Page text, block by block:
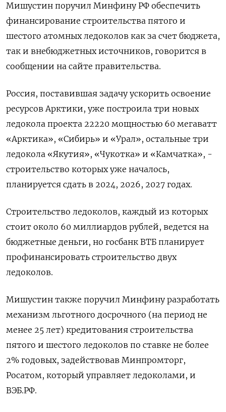
Мишустин поручил Минфину РФ обеспечить
финансирование строительства пятого и
шестого атомных ледоколов как за счет бюджета,
так и внебюджетных источников, говорится в
сообщении на сайте правительства.
Россия, поставившая задачу ускорить освоение
ресурсов Арктики, уже построила три новых
ледокола проекта 22220 мощностью 60 мегаватт
«Арктика», «Сибирь» и «Урал», остальные три
ледокола «Якутия», «Чукотка» и «Камчатка», -
строительство которых уже началось,
планируется сдать в 2024, 2026, 2027 годах.
Строительство ледоколов, каждый из которых
стоит около 60 миллиардов рублей, ведется на
бюджетные деньги, но госбанк ВТБ планирует
профинансировать строительство двух
ледоколов.
Мишустин также поручил Минфину разработать
механизм льготного досрочного (на период не
менее 25 лет) кредитования строительства
пятого и шестого ледоколов по ставке не более
2% годовых, задействовав Минпромторг,
Росатом, который управляет ледоколами, и
ВЭБ.РФ.